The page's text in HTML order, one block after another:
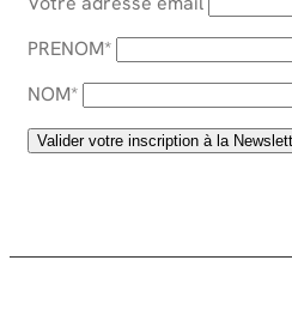
PRENOM*
NOM*